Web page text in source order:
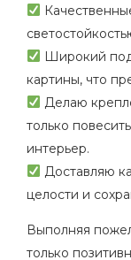
Широкий
картины, что
Делаю
только
интерьер.
Доставляю
целости и
Выполняя
только